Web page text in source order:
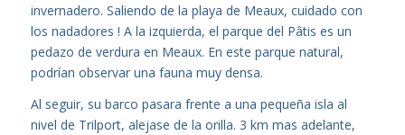
invernadero. Saliendo de la playa de Meaux, cuidado con
los nadadores ! A la izquierda, el parque del Pâtis es un
pedazo de verdura en Meaux. En este parque natural,
podrían observar una fauna muy densa.
Al seguir, su barco pasara frente a una pequeña isla al
nivel de Trilport, alejase de la orilla. 3 km mas adelante,